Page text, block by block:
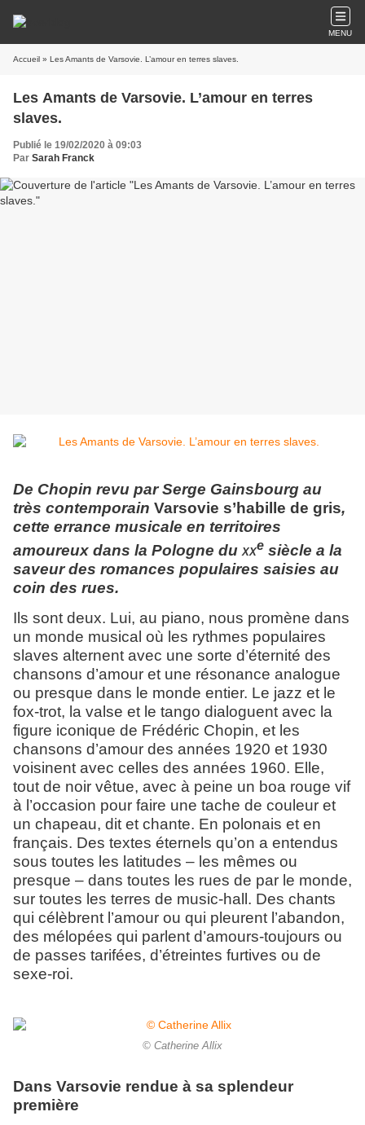
MENU
Accueil » Les Amants de Varsovie. L’amour en terres slaves.
Les Amants de Varsovie. L’amour en terres
slaves.
Publié le 19/02/2020 à 09:03
Par Sarah Franck
De Chopin revu par Serge Gainsbourg au
très contemporain Varsovie s’habille de gris,
cette errance musicale en territoires
amoureux dans la Pologne duxxe siècle a la
saveur des romances populaires saisies au
coin des rues.
Ils sont deux. Lui, au piano, nous promène dans
un monde musical où les rythmes populaires
slaves alternent avec une sorte d’éternité des
chansons d’amour et une résonance analogue
ou presque dans le monde entier. Le jazz et le
fox-trot, la valse et le tango dialoguent avec la
figure iconique de Frédéric Chopin, et les
chansons d’amour des années 1920 et 1930
voisinent avec celles des années 1960. Elle,
tout de noir vêtue, avec à peine un boa rouge vif
à l’occasion pour faire une tache de couleur et
un chapeau, dit et chante. En polonais et en
français. Des textes éternels qu’on a entendus
sous toutes les latitudes – les mêmes ou
presque – dans toutes les rues de par le monde,
sur toutes les terres de music-hall. Des chants
qui célèbrent l’amour ou qui pleurent l’abandon,
des mélopées qui parlent d’amours-toujours ou
de passes tarifées, d’étreintes furtives ou de
sexe-roi.
© Catherine Allix
Dans Varsovie rendue à sa splendeur
première